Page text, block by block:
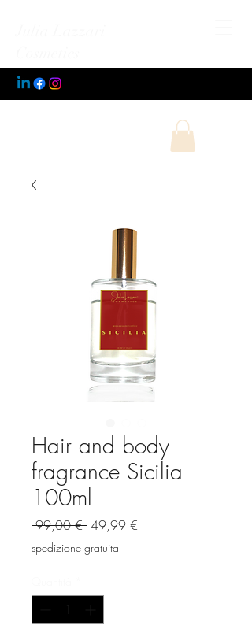
Hair and body
fragrance Sicilia
100ml
99,00 € Prezzo
regolare
49,99 €
spedizione gratuita